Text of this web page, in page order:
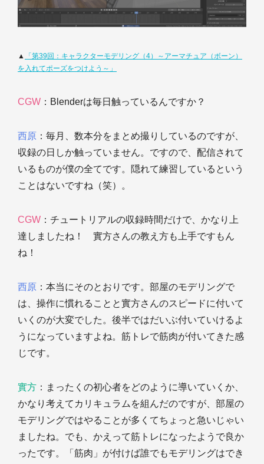
▲
「第39回：キャラクターモデリング（4）～アーマチュア（ボーン）
を入れてポーズをつけよう～」
CGW ：Blenderは毎日触っているんですか？
西原 ：毎月、数本分をまとめ撮りしているのですが、
収録の日しか触っていません。ですので、配信されて
いるものが僕の全てです。隠れて練習しているという
ことはないですね（笑）。
CGW ：チュートリアルの収録時間だけで、かなり上
達しましたね！ 實方さんの教え方も上手ですもん
ね！
西原 ：本当にそのとおりです。部屋のモデリングで
は、操作に慣れることと實方さんのスピードに付いて
いくのが大変でした。後半ではだいぶ付いていけるよ
うになっていますよね。筋トレで筋肉が付いてきた感
じです。
實方 ：まったくの初心者をどのように導いていくか、
かなり考えてカリキュラムを組んだのですが、部屋の
モデリングではやることが多くてちょっと急いじゃい
ましたね。でも、かえって筋トレになったようで良か
ったです。「筋肉」が付けば誰でもモデリングはでき